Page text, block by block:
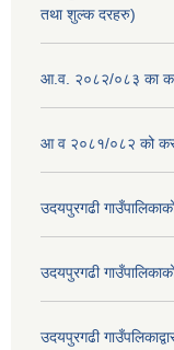
तथा शुल्क दरहरु)
आ.व. २०८२/०८३ का
आ व २०८१/०८२ को
उदयपुरगढी
उदयपुरगढी
उदयपुरगढी